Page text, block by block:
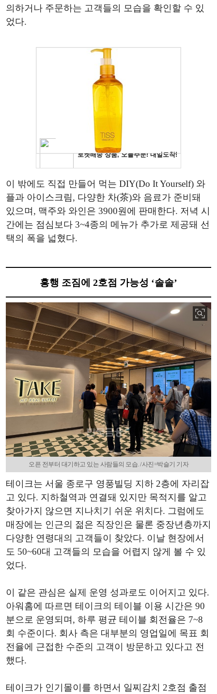
의하거나 주문하는 고객들의 모습을 확인할 수 있
었다.
이 밖에도 직접 만들어 먹는 DIY(Do It Yourself) 와
플과 아이스크림, 다양한 차(茶)와 음료가 준비돼
있으며, 맥주와 와인은 3900원에 판매한다. 저녁 시
간에는 점심보다 3~4종의 메뉴가 추가로 제공돼 선
택의 폭을 넓혔다.
흥행 조짐에 2호점 가능성 ‘솔솔’
오픈 전부터 대기하고 있는 사람들의 모습. /사진=박슬기 기자
테이크는 서울 종로구 영풍빌딩 지하 2층에 자리잡
고 있다. 지하철역과 연결돼 있지만 목적지를 알고
찾아가지 않으면 지나치기 쉬운 위치다. 그럼에도
매장에는 인근의 젊은 직장인은 물론 중장년층까지
다양한 연령대의 고객들이 찾았다. 이날 현장에서
도 50~60대 고객들의 모습을 어렵지 않게 볼 수 있
었다.
이 같은 관심은 실제 운영 성과로도 이어지고 있다.
아워홈에 따르면 테이크의 테이블 이용 시간은 90
분으로 운영되며, 하루 평균 테이블 회전율은 7~8
회 수준이다. 회사 측은 대부분의 영업일에 목표 회
전율에 근접한 수준의 고객이 방문하고 있다고 전
했다.
테이크가 인기몰이를 하면서 일찌감치 2호점 출점